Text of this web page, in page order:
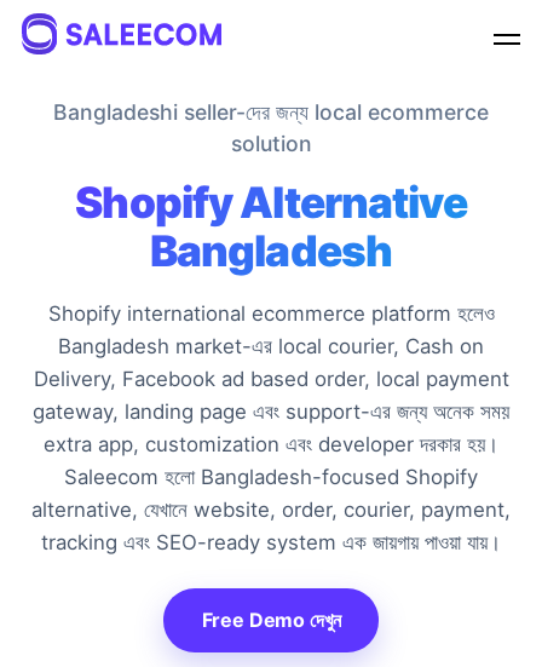
Bangladeshi seller-দের জন্য local ecommerce
solution
Shopify Alternative
Bangladesh
Shopify international ecommerce platform হলেও
Bangladesh market-এর local courier, Cash on
Delivery, Facebook ad based order, local payment
gateway, landing page এবং support-এর জন্য অনেক সময়
extra app, customization এবং developer দরকার হয়।
Saleecom হলো Bangladesh-focused Shopify
alternative, যেখানে website, order, courier, payment,
tracking এবং SEO-ready system এক জায়গায় পাওয়া যায়।
Free Demo দেখুন
লাইভ চ্যাটে আপনার সকল প্রশ্নের সমাধান পাবেন
ইনস্ট্যান্ট সাপোর্ট পেতে এখনই চ্যাট শুরু করুন, আমাদের টিম আপনার সাথে
সাথে চ্যাটে যুক্ত হবে।
আপনার নাম
ফোন নম্বর
চ্যাট শুরু করুন